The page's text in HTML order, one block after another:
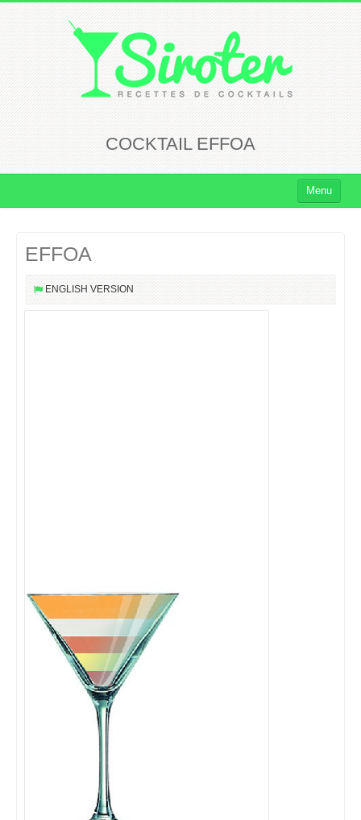
COCKTAIL EFFOA
Menu
Cocktails Rhum
Cocktails Vodka
EFFOA
ENGLISH VERSION